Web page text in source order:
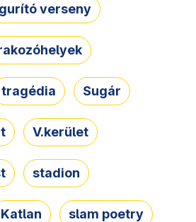
verseny
tragédia Sugár
V.kerület
stadion
Katlan slam poetry